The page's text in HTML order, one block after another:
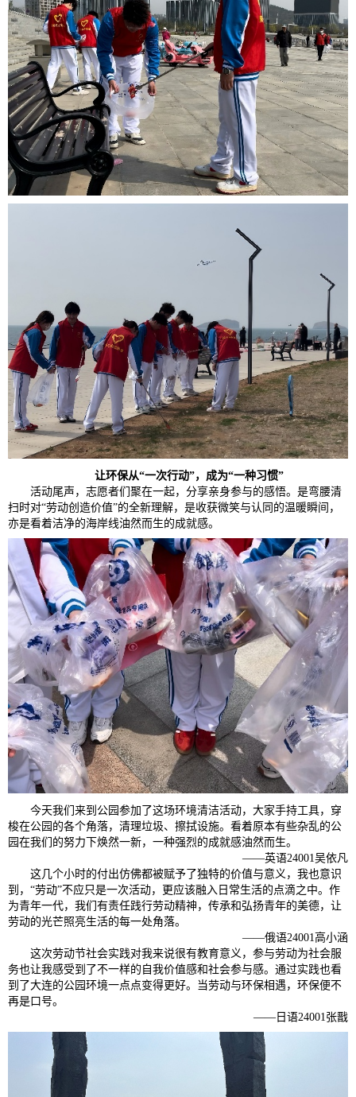
让环保从“一次行动”， 成为“一种习惯”
活动尾声，志愿者们聚在一起，分享亲身参与的感悟。是弯腰清
扫时对“劳动创造价值”的全新理解，是收获微笑与认同的温暖瞬间，
亦是看着洁净的海岸线油然而生的成就感。
今天我们来到公园参加了这场环境清洁活动，大家手持工具，穿
梭在公园的各个角落，清理垃圾、擦拭设施。看着原本有些杂乱的公
园在我们的努力下焕然一新，一种强烈的成就感油然而生。
——英语24001吴依凡
这几个小时的付出仿佛都被赋予了独特的价值与意义，我也意识
到，“劳动”不应只是一次活动，更应该融入日常生活的点滴之中。作
为青年一代，我们有责任践行劳动精神，传承和弘扬青年的美德，让
劳动的光芒照亮生活的每一处角落。
——俄语24001高小涵
这次劳动节社会实践对我来说很有教育意义，参与劳动为社会服
务也让我感受到了不一样的自我价值感和社会参与感。通过实践也看
到了大连的公园环境一点点变得更好。当劳动与环保相遇，环保便不
再是口号。
——日语24001张戬